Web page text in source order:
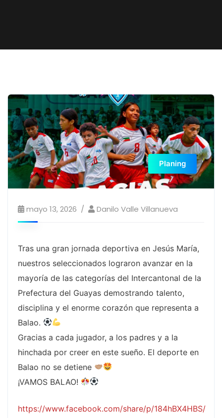
Planing
mayo 13, 2026 Danilo Valle Villanueva
Tras una gran jornada deportiva en Jesús María,
nuestros seleccionados lograron avanzar en la
mayoría de las categorías del Intercantonal de la
Prefectura del Guayas demostrando talento,
disciplina y el enorme corazón que representa a
Balao.
Gracias a cada jugador, a los padres y a la
hinchada por creer en este sueño. El deporte en
Balao no se detiene
¡VAMOS BALAO!
https://www.facebook.com/share/p/184hBX4HBS/